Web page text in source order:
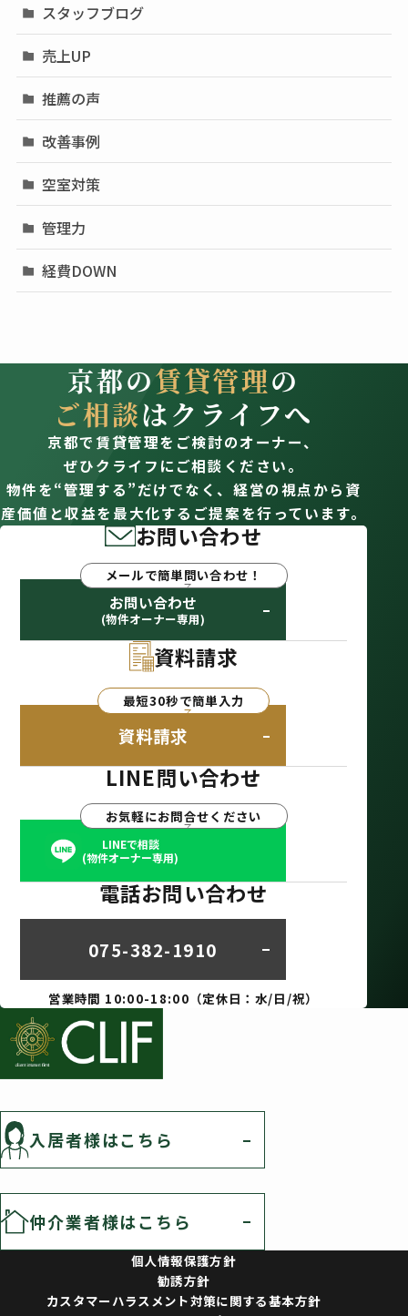
スタッフブログ
売上UP
推薦の声
改善事例
空室対策
管理力
経費DOWN
京都の賃貸管理の
ご相談はクライフへ
京都で賃貸管理をご検討のオーナー、
ぜひクライフにご相談ください。
物件を“管理する”だけでなく、経営の視点から資
産価値と収益を最大化するご提案を行っています。
お問い合わせ
メールで簡単問い合わせ！
お問い合わせ
(物件オーナー専用)
資料請求
最短30秒で簡単入力
資料請求
LINE問い合わせ
お気軽にお問合せください
LINEで相談
(物件オーナー専用)
電話お問い合わせ
075-382-1910
営業時間 10:00-18:00（定休日：水/日/祝）
入居者様はこちら
仲介業者様はこちら
個人情報保護方針
勧誘方針
カスタマーハラスメント対策に関する基本方針